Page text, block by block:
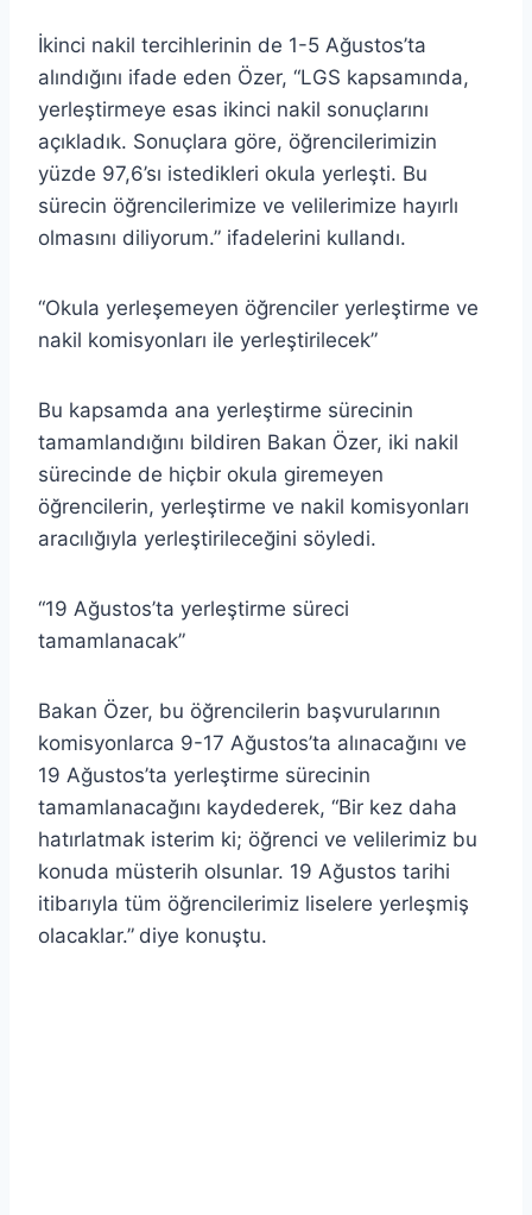
İkinci nakil tercihlerinin de 1-5 Ağustos’ta
alındığını ifade eden Özer, “LGS kapsamında,
yerleştirmeye esas ikinci nakil sonuçlarını
açıkladık. Sonuçlara göre, öğrencilerimizin
yüzde 97,6’sı istedikleri okula yerleşti. Bu
sürecin öğrencilerimize ve velilerimize hayırlı
olmasını diliyorum.” ifadelerini kullandı.
“Okula yerleşemeyen öğrenciler yerleştirme ve
nakil komisyonları ile yerleştirilecek”
Bu kapsamda ana yerleştirme sürecinin
tamamlandığını bildiren Bakan Özer, iki nakil
sürecinde de hiçbir okula giremeyen
öğrencilerin, yerleştirme ve nakil komisyonları
aracılığıyla yerleştirileceğini söyledi.
“19 Ağustos’ta yerleştirme süreci
tamamlanacak”
Bakan Özer, bu öğrencilerin başvurularının
komisyonlarca 9-17 Ağustos’ta alınacağını ve
19 Ağustos’ta yerleştirme sürecinin
tamamlanacağını kaydederek, “Bir kez daha
hatırlatmak isterim ki; öğrenci ve velilerimiz bu
konuda müsterih olsunlar. 19 Ağustos tarihi
itibarıyla tüm öğrencilerimiz liselere yerleşmiş
olacaklar.” diye konuştu.